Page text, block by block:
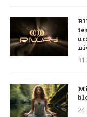
31
24